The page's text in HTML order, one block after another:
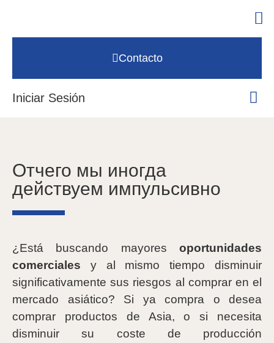
Contacto
Iniciar Sesión
Отчего мы иногда
действуем импульсивно
¿Está buscando mayores oportunidades
comerciales y al mismo tiempo disminuir
significativamente sus riesgos al comprar en el
mercado asiático? Si ya compra o desea
comprar productos de Asia, o si necesita
disminuir su coste de producción